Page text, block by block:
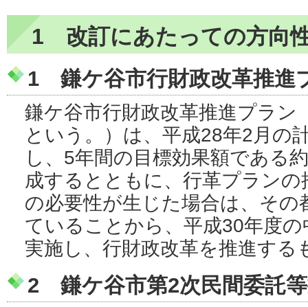
1 改訂にあたっての方向
1 鎌ケ谷市行財政改革推進
鎌ケ谷市行財政改革推進プラン
という。）は、平成28年2月の
し、5年間の目標効果額である
成するとともに、行革プラン
の必要性が生じた場合は、そ
ていることから、平成30年度
実施し、行財政改革を推進する
2 鎌ケ谷市第2次民間委託